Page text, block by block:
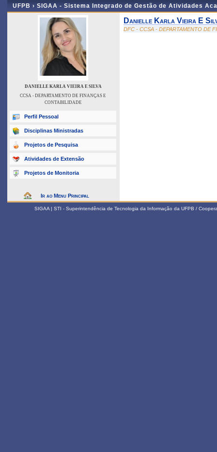
UFPB › SIGAA - Sistema Integrado de Gestão de Atividades
DANIELLE KARLA VIEIRA E SILVA
CCSA - DEPARTAMENTO DE FINANÇAS E
CONTABILIDADE
Perfil Pessoal
Disciplinas Ministradas
Projetos de Pesquisa
Atividades de Extensão
Projetos de Monitoria
Ir ao Menu Principal
Danielle Karla Vieira E
DFC - CCSA - DEPARTAMENTO DE
SIGAA | STI - Superintendência de Tecnologia da Informação da UFPB /